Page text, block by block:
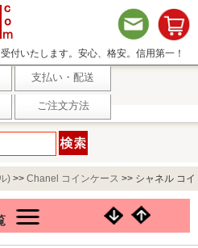
付いたします。安心、格安。信用第一！
支払い・配送
ご注文方法
) >> Chanel コインケース >> シャネル コイ
ケース レディース ブラック CHANEL